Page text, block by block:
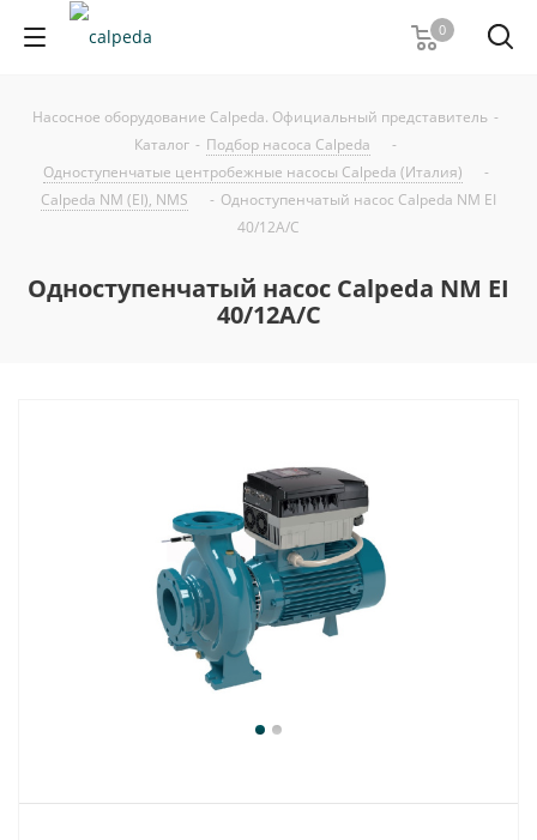
0
Насосное оборудование Calpeda. Официальный представитель -
Каталог - Подбор насоса Calpeda
-
Одноступенчатые центробежные насосы Calpeda (Италия)
-
Calpeda NM (EI), NMS
- Одноступенчатый насос Calpeda NM EI
40/12A/C
Одноступенчатый насос Calpeda NM EI
40/12A/C